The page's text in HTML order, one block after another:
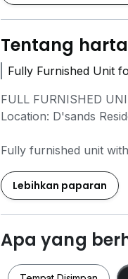
Tentang
Fully Furnished Unit
FULL FURNISHED
Location: D'sands
Fully furnished unit
DETAILS OF PROPERTY:
Rental : RM3,400
Sq.Ft : 1,100
Bedrooms: 3
Bathrooms: 2
Lebihkan paparan
Apa yang